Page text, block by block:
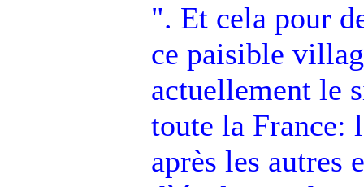
". Et cela pour
ce paisible
actuellement le
toute la France:
après les autres